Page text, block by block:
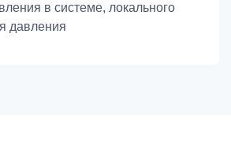
в системе, локального
давления